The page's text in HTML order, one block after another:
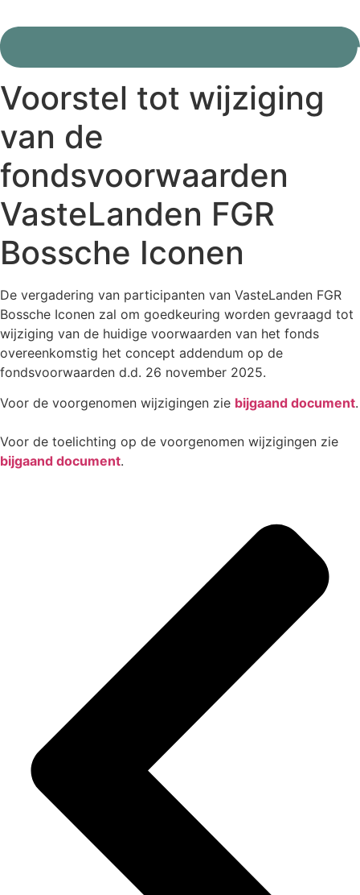
Voorstel tot wijziging
van de
fondsvoorwaarden
VasteLanden FGR
Bossche Iconen
De vergadering van participanten van VasteLanden FGR
Bossche Iconen zal om goedkeuring worden gevraagd tot
wijziging van de huidige voorwaarden van het fonds
overeenkomstig het concept addendum op de
fondsvoorwaarden d.d. 26 november 2025.
Voor de voorgenomen wijzigingen zie bijgaand document.
Voor de toelichting op de voorgenomen wijzigingen zie
bijgaand document.